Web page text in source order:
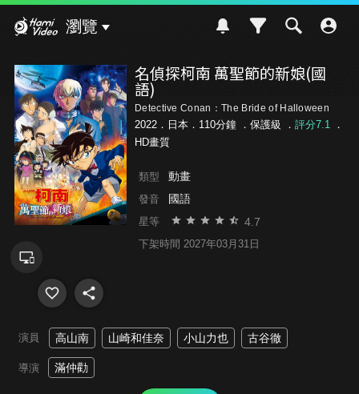
瀏覽
名偵探柯南 萬聖節的新娘(國
語)
Detective Conan：The Bride of Halloween
2022．日本．110分鐘 ． 保護級 ． 評分7.1．
HD畫質
類型 動畫
發音 國語
星等 4.7
下架時間 2027年03月31日
演員 高山南 山崎和佳奈 小山力也 古谷徹
導演 滿仲勸